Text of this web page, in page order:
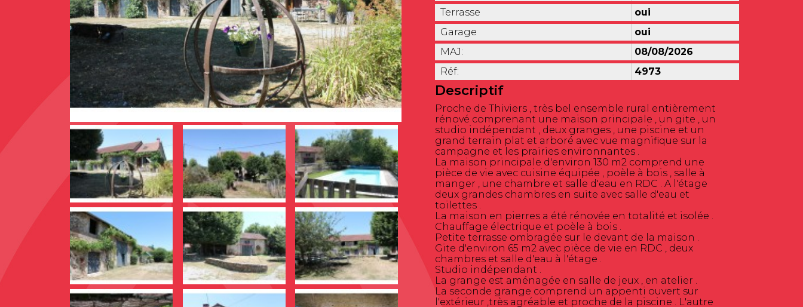
Terrasse
oui
Garage
oui
MAJ:
08/08/2026
Réf:
4973
Descriptif
Proche de Thiviers , très bel ensemble rural entièrement
rénové comprenant une maison principale , un gite , un
studio indépendant , deux granges , une piscine et un
grand terrain plat et arboré avec vue magnifique sur la
campagne et les prairies environnantes .
La maison principale d'environ 130 m2 comprend une
pièce de vie avec cuisine équipée , poèle à bois , salle à
manger , une chambre et salle d'eau en RDC . A l'étage
deux grandes chambres en suite avec salle d'eau et
toilettes .
La maison en pierres a été rénovée en totalité et isolée .
Chauffage électrique et poèle à bois .
Petite terrasse ombragée sur le devant de la maison .
Gite d'environ 65 m2 avec pièce de vie en RDC , deux
chambres et salle d'eau à l'étage .
Studio indépendant .
La grange est aménagée en salle de jeux , en atelier .
La seconde grange comprend un appenti ouvert sur
l'extérieur ,très agréable et proche de la piscine . L'autre